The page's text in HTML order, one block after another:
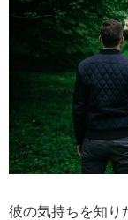
彼の気持ちを知り